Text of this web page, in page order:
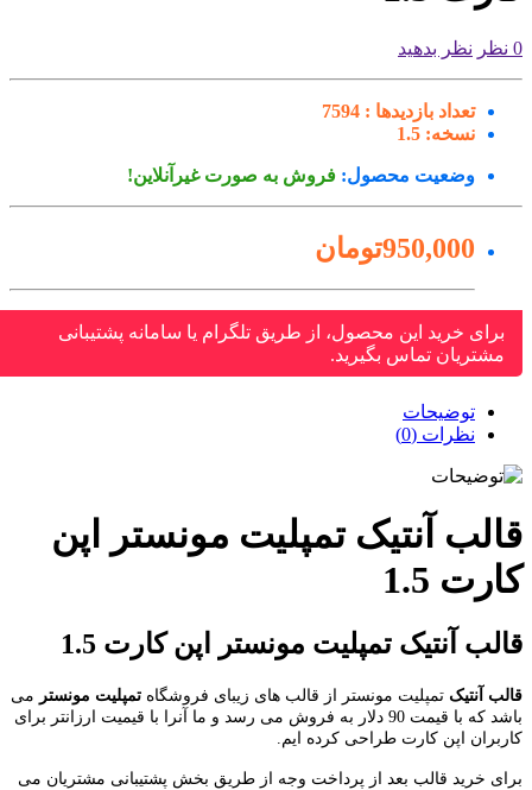
نظر بدهید
تعداد بازدیدها : 7594
نسخه: 1.5
وضعیت محصول:فروش به صورت غیرآنلاین!
950,000تومان
برای خرید این محصول، از طریق تلگرام یا سامانه پشتیبانی
مشتریان تماس بگیرید.
توضیحات
نظرات (0)
آنتیک تمپلیت مونستر اپن
1.5
آنتیک تمپلیت مونستر اپن کارت 1.5
آنتیکتمپلیت مونستر از قالب های زیبای فروشگاهتمپلیت مونسترمی
باشد که با قیمت 90 دلار به فروش می رسد و ما آنرا با قیمیت ارزانتر برای
اپن کارت طراحی کرده ایم.
خرید قالب بعد از پرداخت وجه از طریق بخش پشتیبانی مشتریان می